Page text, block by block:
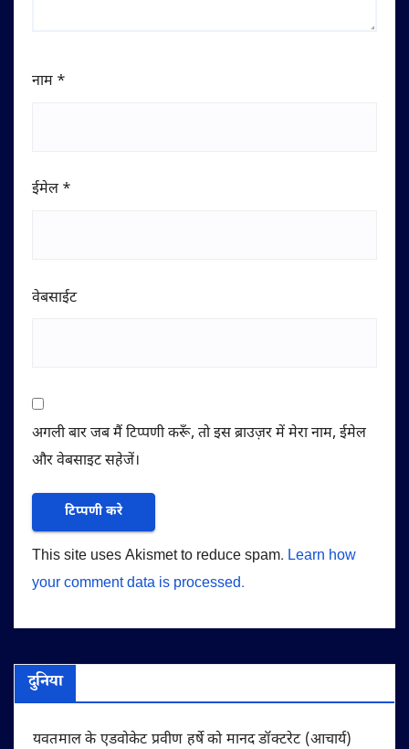
नाम *
ईमेल *
वेबसाईट
अगली बार जब मैं टिप्पणी करूँ, तो इस ब्राउज़र में मेरा नाम, ईमेल
और वेबसाइट सहेजें।
This site uses Akismet to reduce spam. Learn how
your comment data is processed.
दुनिया
यवतमाल के एडवोकेट प्रवीण हर्षे को मानद डॉक्टरेट (आचार्य)